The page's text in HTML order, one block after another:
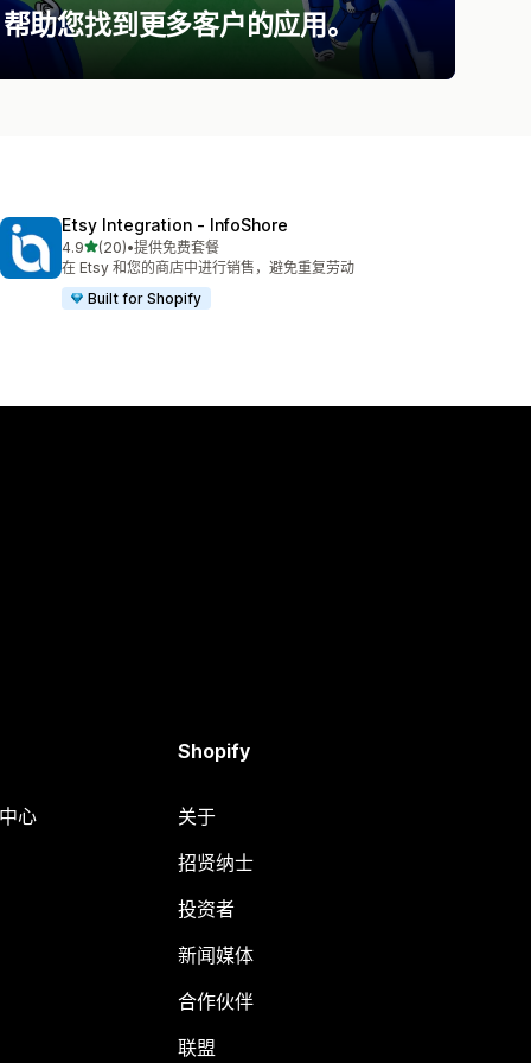
帮助您找到更多客户的应用。
Etsy Integration ‑ InfoShore
4.9星（满分 5 星）
(20)
总共 20 条评论
•提供免费套餐
在 Etsy 和您的商店中进行销售，避免重复劳动
Built for Shopify
心
Shopify
关于
招贤纳士
投资者
新闻媒体
合作伙伴
联盟